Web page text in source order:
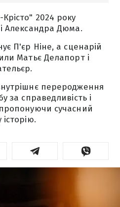
2024 року
Александра Дюма.
П'єр Ніне, а сценарій
Матьє Делапорт і
переродження
за справедливість і
сучасний